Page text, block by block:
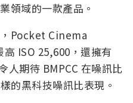
領域的一款產品。
Pocket Cinema
ISO 25,600，還擁有
人期待 BMPCC 在噪訊比
的黑科技噪訊比表現。